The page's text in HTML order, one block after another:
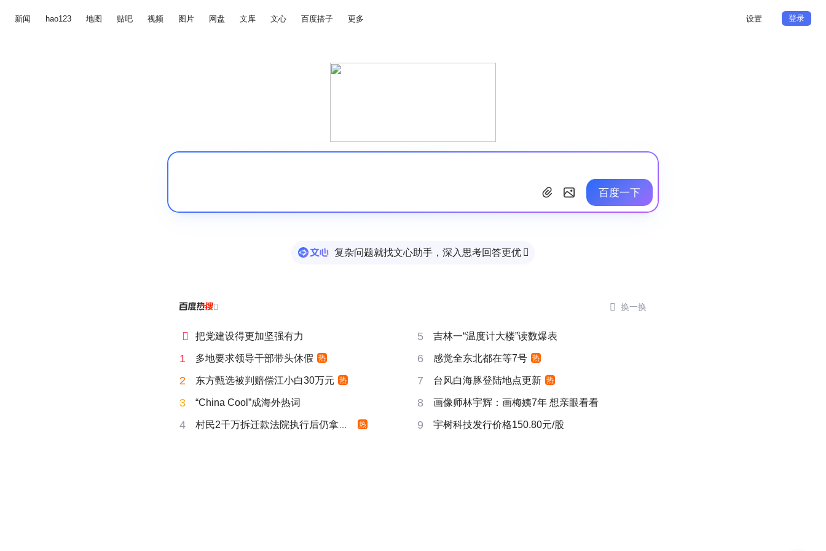
新闻 hao123 地图 贴吧 视频 图片 网盘 文库 文心 百度搭子 更多 设置 登录
百度一下
复杂问题就找文心助手，深入思考回答更优 
  换一换
 把党建设得更加坚强有力 5 吉林一“温度计大楼”读数爆表
1 多地要求领导干部带头休假 热 6 感觉全东北都在等7号 热
2 东方甄选被判赔偿江小白30万元 热 7 台风白海豚登陆地点更新 热
3 “China Cool”成海外热词 8 画像师林宇辉：画梅姨7年 想亲眼看看
4 村民2千万拆迁款法院执行后仍拿不到 热 9 宇树科技发行价格150.80元/股